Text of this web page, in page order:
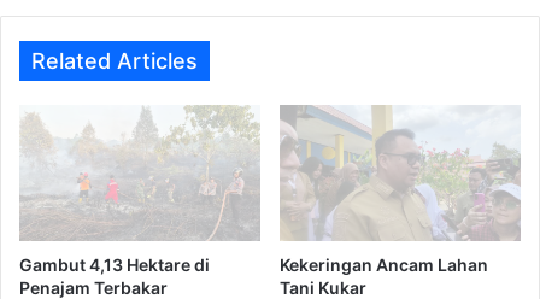
Related Articles
Gambut 4,13 Hektare di
Penajam Terbakar
Kekeringan Ancam Lahan
Tani Kukar